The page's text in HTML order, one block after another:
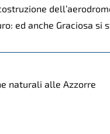
ed anche Graciosa